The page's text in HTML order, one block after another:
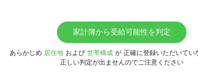
家計簿から受給可能性を判定
あらかじめ 居住地および 世帯構成が 正確に登録いただいてい
正しい判定が出ませんのでご注意ください